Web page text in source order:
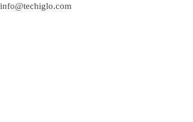
info@techiglo.com